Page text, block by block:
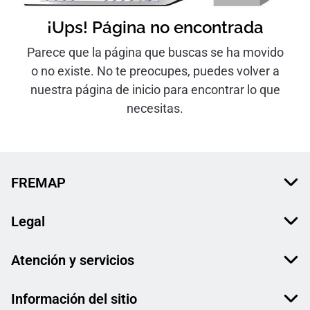
¡Ups! Página no encontrada
Parece que la página que buscas se ha movido
o no existe. No te preocupes, puedes volver a
nuestra página de inicio para encontrar lo que
necesitas.
FREMAP
Legal
Atención y servicios
Información del sitio